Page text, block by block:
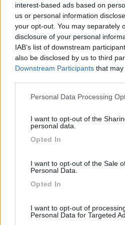
interest-based ads based on
us or personal information
your opt-out. You may separately
disclosure of your personal
IAB’s list of downstream
also be disclosed by us to third
Downstream Participants that
Please note that this website/app
not limited to your visit or usage
use your data for below specified
Personal Data Processing
I want to opt-out of the
personal data.
Opted In
I want to opt-out of the Sale
Personal Data.
Opted In
I want to opt-out of
Personal Data for Targeted
Punto ristoro Punto vendita
Fabieva
Ci siamo stati per il ponte
Tranquillissimo, proprietari
disponibili. Fermata
consigliato.
amerigoperri
Tutto ottimo. Tranquillo,
unica. Titolari disponibili. Da